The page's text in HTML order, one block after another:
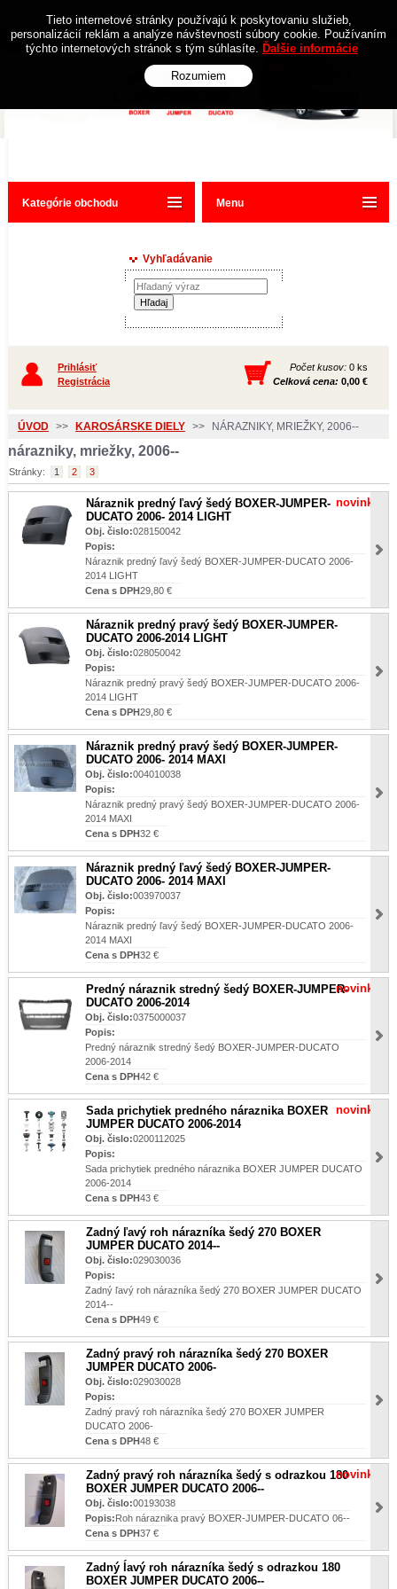
Kategórie obchodu
Vyhľadávanie
Prihlásiť
Registrácia
Počet kusov: 0 ks
Celková cena: 0,00 €
ÚVOD >> KAROSÁRSKE DIELY >> NÁRAZNIKY, MRIEŽKY, 2006--
nárazniky, mriežky, 2006--
Stránky: 1 2 3
Náraznik predný ľavý šedý BOXER-JUMPER-
DUCATO 2006- 2014 LIGHT
novinka
Obj. čislo:028150042
Popis:
Náraznik predný ľavý šedý BOXER-JUMPER-DUCATO 2006-
2014 LIGHT
Cena s DPH29,80 €
Náraznik predný pravý šedý BOXER-JUMPER-
DUCATO 2006-2014 LIGHT
Obj. čislo:028050042
Popis:
Náraznik predný pravý šedý BOXER-JUMPER-DUCATO 2006-
2014 LIGHT
Cena s DPH29,80 €
Náraznik predný pravý šedý BOXER-JUMPER-
DUCATO 2006- 2014 MAXI
Obj. čislo:004010038
Popis:
Náraznik predný pravý šedý BOXER-JUMPER-DUCATO 2006-
2014 MAXI
Cena s DPH32 €
Náraznik predný ľavý šedý BOXER-JUMPER-
DUCATO 2006- 2014 MAXI
Obj. čislo:003970037
Popis:
Náraznik predný ľavý šedý BOXER-JUMPER-DUCATO 2006-
2014 MAXI
Cena s DPH32 €
Predný náraznik stredný šedý BOXER-JUMPER-
DUCATO 2006-2014
novinka
Obj. čislo:0375000037
Popis:
Predný náraznik stredný šedý BOXER-JUMPER-DUCATO
2006-2014
Cena s DPH42 €
Sada prichytiek predného náraznika BOXER
JUMPER DUCATO 2006-2014
novinka
Obj. čislo:0200112025
Popis:
Sada prichytiek predného náraznika BOXER JUMPER DUCATO
2006-2014
Cena s DPH43 €
Zadný ľavý roh nárazníka šedý 270 BOXER
JUMPER DUCATO 2014--
Obj. čislo:029030036
Popis:
Zadný ľavý roh nárazníka šedý 270 BOXER JUMPER DUCATO
2014--
Cena s DPH49 €
Zadný pravý roh nárazníka šedý 270 BOXER
JUMPER DUCATO 2006-
Obj. čislo:029030028
Popis:
Zadný pravý roh nárazníka šedý 270 BOXER JUMPER
DUCATO 2006-
Cena s DPH48 €
Zadný pravý roh nárazníka šedý s odrazkou 180
BOXER JUMPER DUCATO 2006--
novinka
Obj. čislo:00193038
Popis:Roh náraznika pravý BOXER-JUMPER-DUCATO 06--
Cena s DPH37 €
Zadný ĺavý roh nárazníka šedý s odrazkou 180
BOXER JUMPER DUCATO 2006--
Menu
Tieto internetové stránky používajú k poskytovaniu služieb,
personalizácií reklám a analýze návštevnosti súbory cookie. Používaním
týchto internetových stránok s tým súhlasíte. Ďalšie informácie
Rozumiem